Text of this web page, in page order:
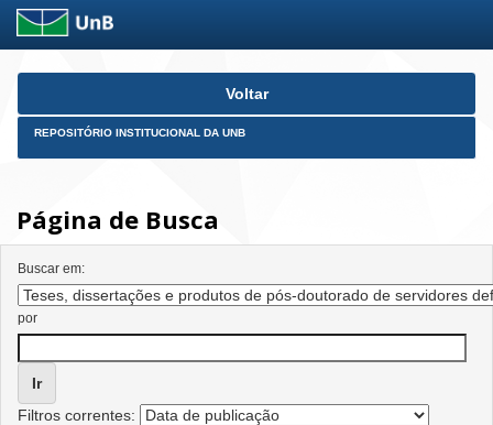
Skip
Voltar
REPOSITÓRIO INSTITUCIONAL DA UNB
Página de Busca
Buscar em:
por
Filtros correntes: